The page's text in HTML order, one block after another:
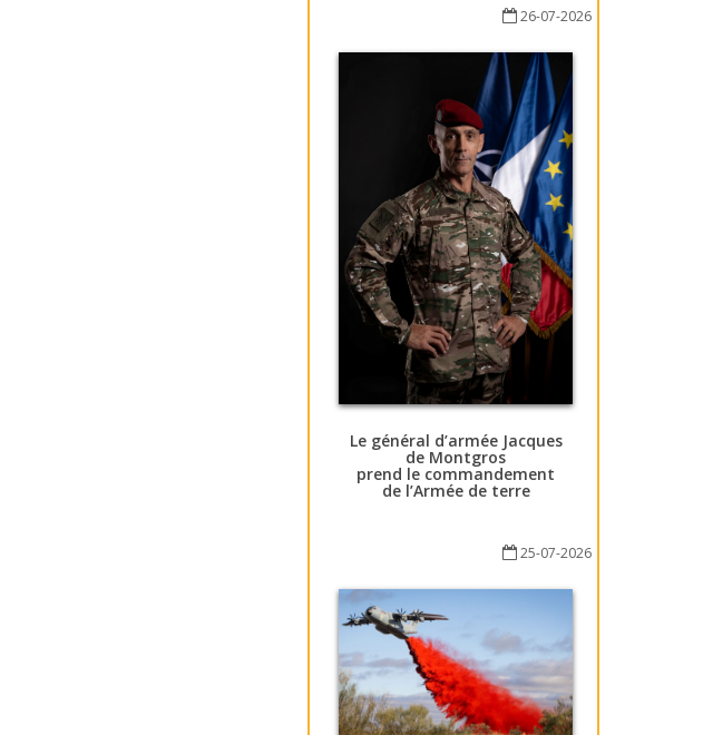
26-07-2026
Le général d’armée Jacques
de Montgros
prend le commandement
de l’Armée de terre
25-07-2026